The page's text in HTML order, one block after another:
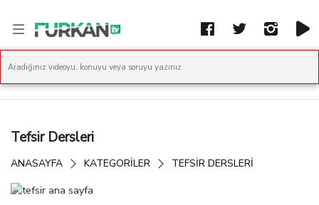
Tefsir Dersleri
ANASAYFA KATEGORİLER TEFSIR DERSLERI